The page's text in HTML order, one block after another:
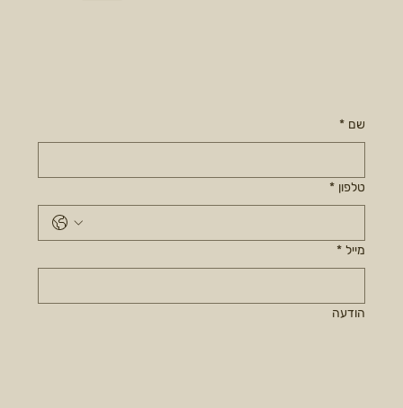
שם *
טלפון *
מייל *
הודעה